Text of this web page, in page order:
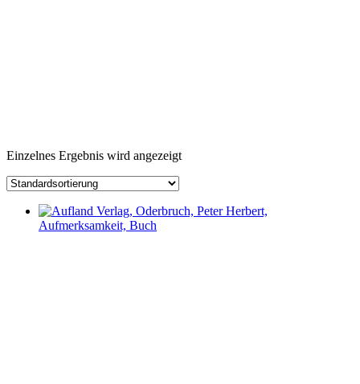
Einzelnes Ergebnis wird angezeigt